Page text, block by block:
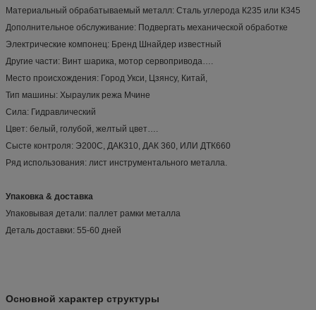
Материальный обрабатываемый металл: Сталь углерода К235 или К345
Дополнительное обслуживание: Подвергать механической обработке
Электрические компонец: Бренд Шнайдер известный
Другие части: Винт шарика, мотор сервопривода….
Место происхождения: Город Укси, Цзянсу, Китай,
Тип машины: Хыраулик режа Мчине
Сила: Гидравлический
Цвет: белый, голубой, желтый цвет….
Сысте контроля: Э200С, ДАК310, ДАК 360, ИЛИ ДТК660
Ряд использования: лист инструментального металла.
Упаковка & доставка
Упаковывая детали: паллет рамки металла
Деталь доставки: 55-60 дней
Основной характер структуры